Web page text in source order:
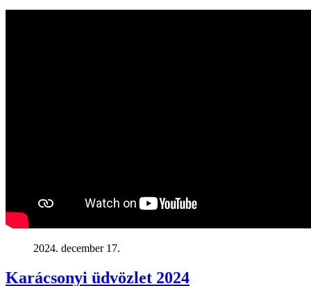
2024. december 17.
Karácsonyi üdvözlet 2024